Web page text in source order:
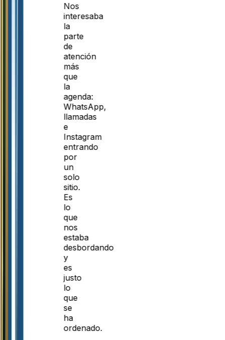
Nos
interesaba
la
parte
de
atención
más
que
la
agenda:
WhatsApp,
llamadas
e
Instagram
entrando
por
un
solo
sitio.
Es
lo
que
nos
estaba
desbordando
y
es
justo
lo
que
se
ha
ordenado.